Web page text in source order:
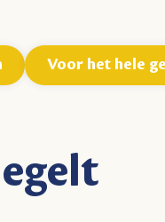
Voor het hele